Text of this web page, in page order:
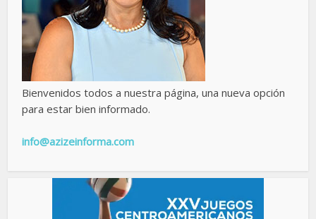
Bienvenidos todos a nuestra página, una nueva opción
para estar bien informado.
info@azizeinforma.com